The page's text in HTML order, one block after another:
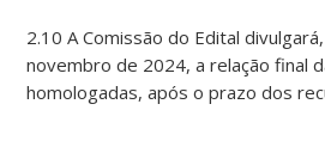
2.10 A Comissão do Edital
novembro de 2024, a relação final
homologadas, após o prazo dos